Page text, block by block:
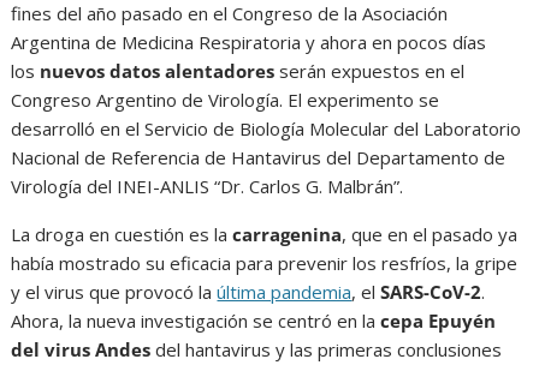
fines del año pasado en el Congreso de la Asociación
Argentina de Medicina Respiratoria y ahora en pocos días
los nuevos datos alentadores serán expuestos en el
Congreso Argentino de Virología. El experimento se
desarrolló en el Servicio de Biología Molecular del Laboratorio
Nacional de Referencia de Hantavirus del Departamento de
Virología del INEI-ANLIS “Dr. Carlos G. Malbrán”.
La droga en cuestión es lacarragenina, que en el pasado ya
había mostrado su eficacia para prevenir los resfríos, la gripe
y el virus que provocó laúltima pandemia, elSARS-CoV-2.
Ahora, la nueva investigación se centró en lacepa Epuyén
del virus Andes del hantavirus y las primeras conclusiones